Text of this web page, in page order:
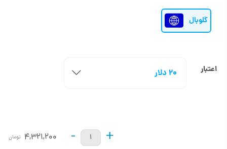
گلوبال
اعتبار 20 دلار
+
-
4,321,200 تومان